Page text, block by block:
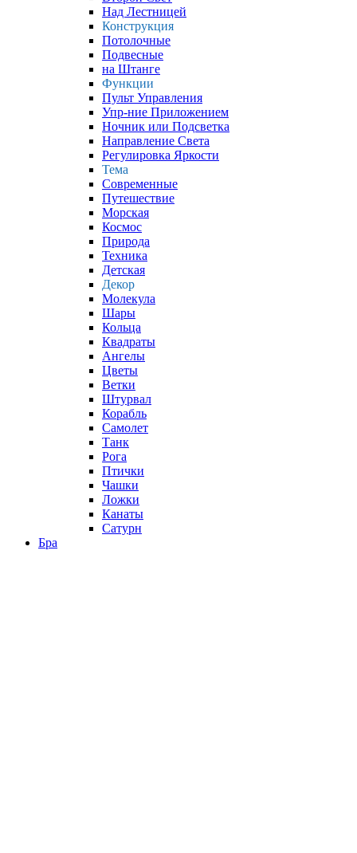
Над Лестницей
Конструкция
Потолочные
Подвесные
на Штанге
Функции
Пульт Управления
Упр-ние Приложением
Ночник или Подсветка
Направление Света
Регулировка Яркости
Тема
Современные
Путешествие
Морская
Космос
Природа
Техника
Детская
Декор
Молекула
Шары
Кольца
Квадраты
Ангелы
Цветы
Ветки
Штурвал
Корабль
Самолет
Танк
Рога
Птички
Чашки
Ложки
Канаты
Сатурн
Бра